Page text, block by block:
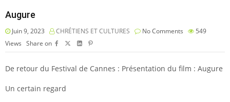
Augure
Juin 9, 2023 CHRÉTIENS ET CULTURES No Comments
549
Views Share on
De retour du Festival de Cannes : Présentation du film : Augure
Un certain regard